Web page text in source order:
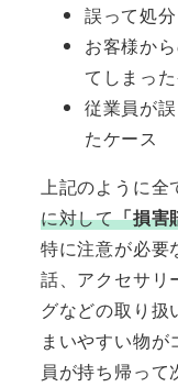
誤って処
お客様か
てしまっ
従業員が
たケース
上記のように全
に対して「損害
特に注意が必要
話、アクセサリ
グなどの取り扱
まいやすい物
員が持ち帰って